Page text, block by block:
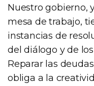
Nuestro gobierno,
mesa de trabajo,
instancias de
del diálogo y de
Reparar las
obliga a la